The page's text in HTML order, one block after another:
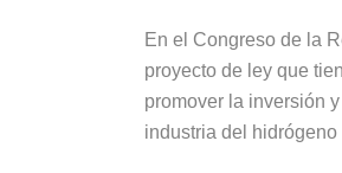
En el Congreso de la
proyecto de ley que
promover la inversión
industria del hidrógeno